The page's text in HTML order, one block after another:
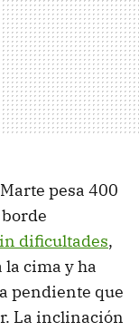
pesa 400
dificultades,
la cima y ha
pendiente que
La inclinación